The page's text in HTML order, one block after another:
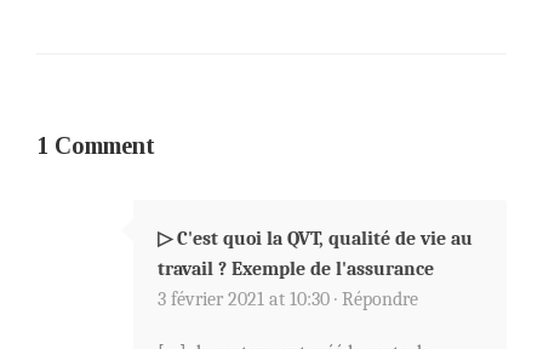
1 Comment
▷ C'est quoi la QVT, qualité de vie au
travail ? Exemple de l'assurance
3 février 2021 at 10:30 · Répondre